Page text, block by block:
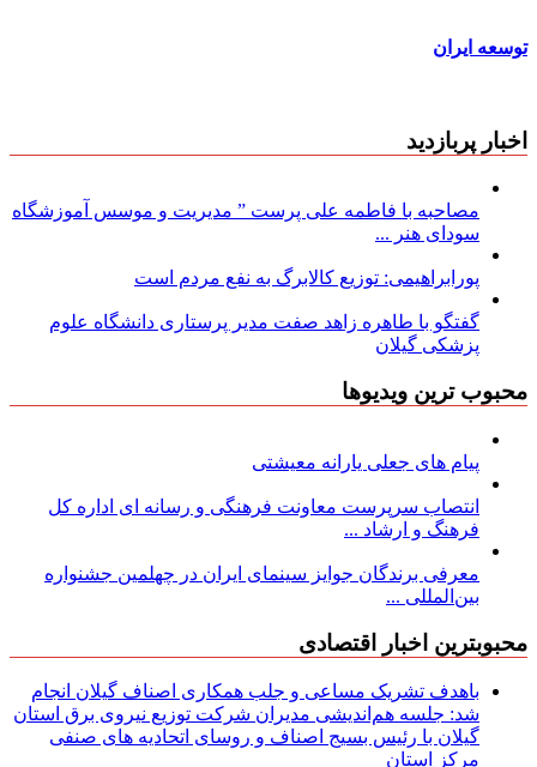
توسعه ایران
اخبار پربازدید
مصاحبه با فاطمه علی پرست ” مدیریت و موسس آموزشگاه
سودای هنر ...
پورابراهیمی: توزیع کالابرگ به نفع مردم است
گفتگو با طاهره زاهد صفت مدیر پرستاری دانشگاه علوم
پزشکی گیلان
محبوب ترین ویدیوها
پیام های جعلی یارانه معیشتی
انتصاب سرپرست معاونت فرهنگی و رسانه ای اداره کل
فرهنگ و ارشاد ...
معرفی برندگان جوایز سینمای ایران در چهلمین جشنواره
بین‌المللی ...
محبوبترین اخبار اقتصادی
باهدف تشریک مساعی و جلب همکاری اصناف گیلان انجام
شد: جلسه هم‌اندیشی مدیران شركت توزیع نیروی برق استان
گیلان با رئیس بسیج اصناف و روسای اتحادیه های صنفی
مركز استان